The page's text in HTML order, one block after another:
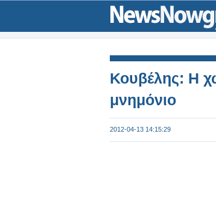
Κουβέλης: Η
μνημόνιο
2012-04-13 14:15:29